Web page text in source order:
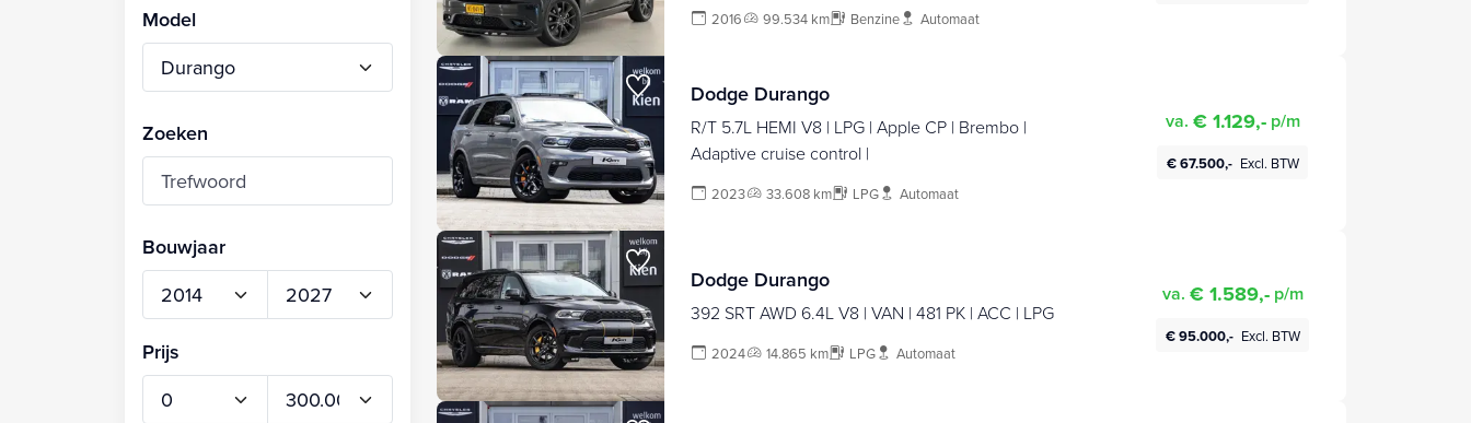
Model
Zoeken
Bouwjaar
Prijs
2016 99.534 km Benzine Automaat
Dodge Durango
R/T 5.7L HEMI V8 | LPG | Apple CP | Brembo |
Adaptive cruise control |
2023 33.608 km LPG Automaat
va. € 1.129,- p/m
€ 67.500,- Excl. BTW
Dodge Durango
392 SRT AWD 6.4L V8 | VAN | 481 PK | ACC | LPG
2024 14.865 km LPG Automaat
va. € 1.589,- p/m
€ 95.000,- Excl. BTW